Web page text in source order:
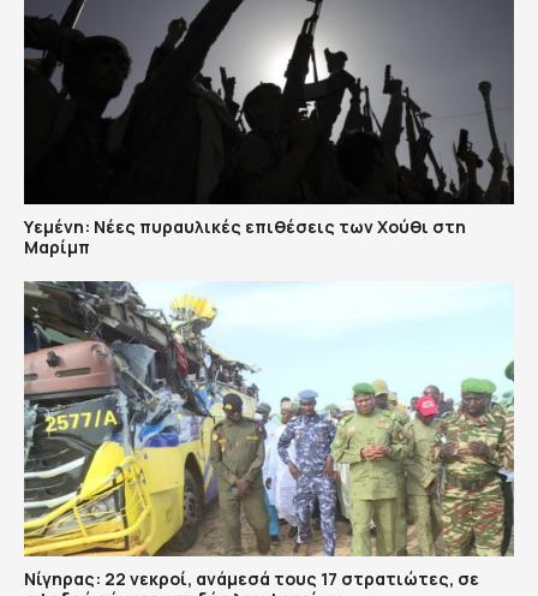
Υεμένη: Nέες πυραυλικές επιθέσεις των Χούθι στη
Μαρίμπ
Νίγηρας: 22 νεκροί, ανάμεσά τους 17 στρατιώτες, σε